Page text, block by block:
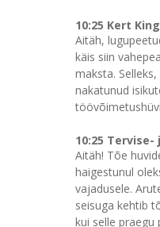
10:25 Kert
Aitäh,
käis siin
maksta.
nakatunud
10:25
Aitäh! Tõe
haigestunul
vajadusele.
seisuga kehtib
kui selle